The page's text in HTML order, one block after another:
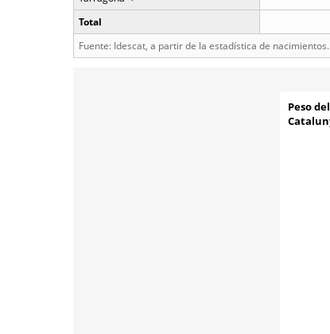
Total
Fuente: Idescat, a partir de la estadística de nacimientos.